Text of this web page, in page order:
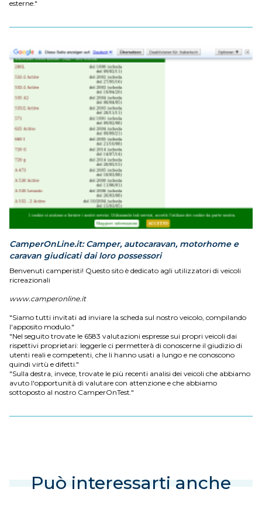
esterne."
CamperOnLine.it: Camper, autocaravan, motorhome e
caravan giudicati dai loro possessori
Benvenuti camperisti! Questo sito è dedicato agli utilizzatori di veicoli
ricreazionali
www.camperonline.it
"Siamo tutti invitati ad inviare la scheda sul nostro veicolo, compilando
l'apposito modulo."
"Nel seguito trovate le 6583 valutazioni espresse sui propri veicoli dai
rispettivi proprietari: leggerle ci permetterà di conoscerne il giudizio di
utenti reali e competenti, che li hanno usati a lungo e ne conoscono
quindi virtù e difetti."
"Sulla destra, invece, trovate le più recenti analisi dei veicoli che abbiamo
avuto l'opportunità di valutare con attenzione e che abbiamo
sottoposto al nostro CamperOnTest."
Può interessarti anche